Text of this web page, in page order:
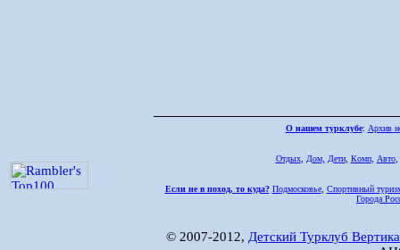
О нашем турклубе: Архив
Отдых, Дом, Дети, Комп, Авто,
Если не в поход, то куда? Подмосковье, Спортивный
Города
© 2007-2012, Детский Турклуб